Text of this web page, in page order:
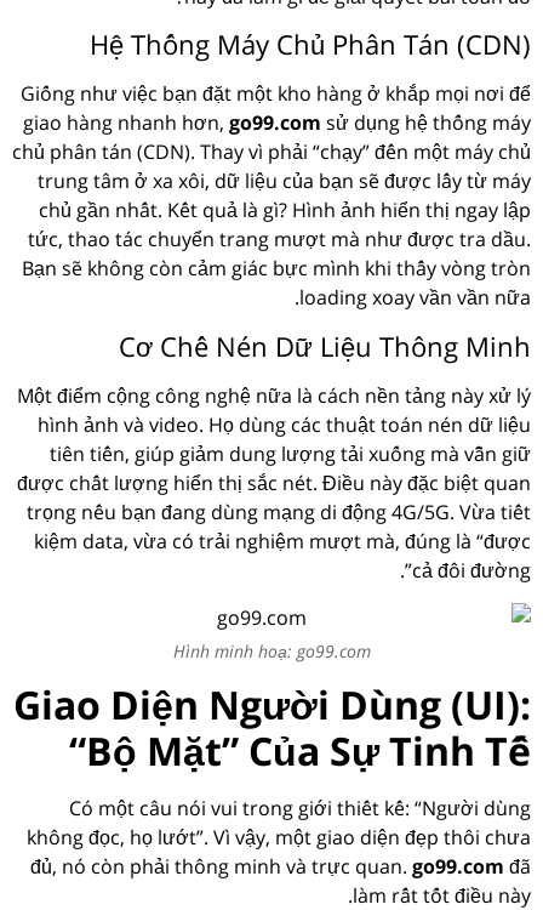
Hệ Thống Máy Chủ Phân Tán (CDN)
Giống như việc bạn đặt một kho hàng ở khắp mọi nơi để
giao hàng nhanh hơn, go99.com sử dụng hệ thống máy
chủ phân tán (CDN). Thay vì phải “chạy” đến một máy chủ
trung tâm ở xa xôi, dữ liệu của bạn sẽ được lấy từ máy
chủ gần nhất. Kết quả là gì? Hình ảnh hiển thị ngay lập
tức, thao tác chuyển trang mượt mà như được tra dầu.
Bạn sẽ không còn cảm giác bực mình khi thấy vòng tròn
loading xoay vần vần nữa.
Cơ Chế Nén Dữ Liệu Thông Minh
Một điểm cộng công nghệ nữa là cách nền tảng này xử lý
hình ảnh và video. Họ dùng các thuật toán nén dữ liệu
tiên tiến, giúp giảm dung lượng tải xuống mà vẫn giữ
được chất lượng hiển thị sắc nét. Điều này đặc biệt quan
trọng nếu bạn đang dùng mạng di động 4G/5G. Vừa tiết
kiệm data, vừa có trải nghiệm mượt mà, đúng là “được
cả đôi đường”.
Hình minh hoạ: go99.com
Giao Diện Người Dùng (UI):
“Bộ Mặt” Của Sự Tinh Tế
Có một câu nói vui trong giới thiết kế: “Người dùng
không đọc, họ lướt”. Vì vậy, một giao diện đẹp thôi chưa
đủ, nó còn phải thông minh và trực quan. go99.com đã
làm rất tốt điều này.